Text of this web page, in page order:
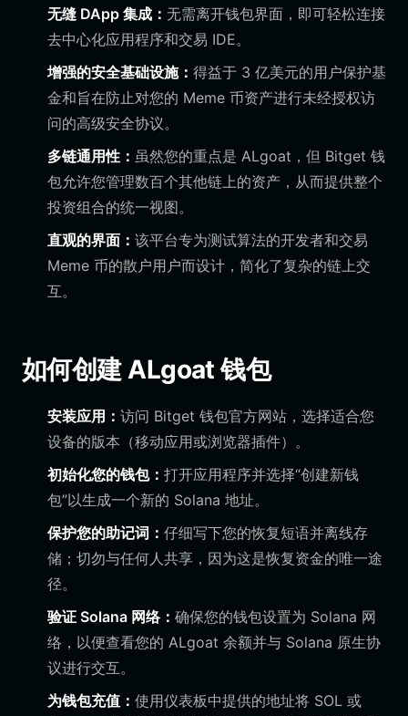
无缝 DApp 集成： 无需离开钱包界面，即可轻松连接
去中心化应用程序和交易 IDE。
增强的安全基础设施： 得益于 3 亿美元的用户保护基
金和旨在防止对您的 Meme 币资产进行未经授权访
问的高级安全协议。
多链通用性： 虽然您的重点是 ALgoat，但 Bitget 钱
包允许您管理数百个其他链上的资产，从而提供整个
投资组合的统一视图。
直观的界面： 该平台专为测试算法的开发者和交易
Meme 币的散户用户而设计，简化了复杂的链上交
互。
如何创建 ALgoat 钱包
安装应用： 访问 Bitget 钱包官方网站，选择适合您
设备的版本（移动应用或浏览器插件）。
初始化您的钱包： 打开应用程序并选择“创建新钱
包”以生成一个新的 Solana 地址。
保护您的助记词： 仔细写下您的恢复短语并离线存
储；切勿与任何人共享，因为这是恢复资金的唯一途
径。
验证 Solana 网络： 确保您的钱包设置为 Solana 网
络，以便查看您的 ALgoat 余额并与 Solana 原生协
议进行交互。
为钱包充值： 使用仪表板中提供的地址将 SOL 或